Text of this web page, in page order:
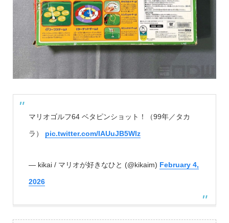
マリオゴルフ64 ベタピンショット！（99年／タカ
ラ） pic.twitter.com/IAUuJB5Wlz
— kikai / マリオが好きなひと (@kikaim) February 4,
2026